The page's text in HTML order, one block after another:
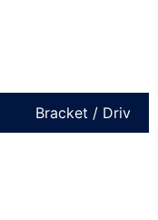
Bracket / Driv